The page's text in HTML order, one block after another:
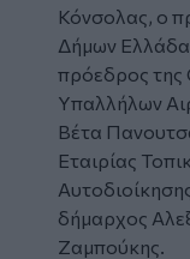
Κόνσολας, ο
Δήμων
πρόεδρος
Υπαλλήλων
Βέτα
Εταιρίας
δήμαρχος
Ζαμπούκης.